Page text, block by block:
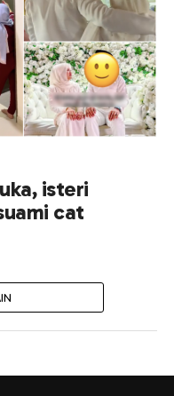
isteri
cat